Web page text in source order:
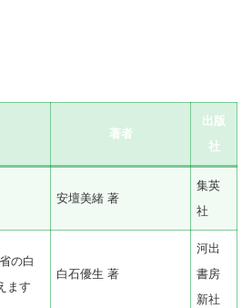
著者
出版
社
安壇美緒 著
集英
社
の白
ます
白石優生 著
河出
書房
新社